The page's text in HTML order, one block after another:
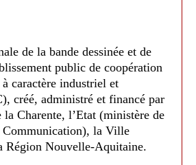
de la bande dessinée et de
public de coopération
caractère industriel et
créé, administré et financé par
la Charente, l’Etat (ministère de
la Ville
Région Nouvelle-Aquitaine.